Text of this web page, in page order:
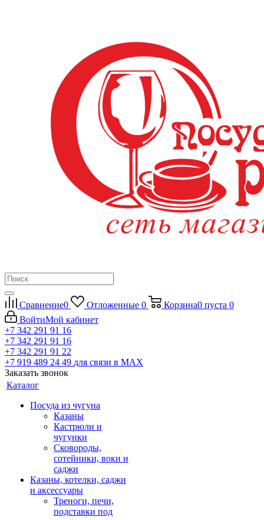
Сравнение0 Отложенные 0 Корзина0 пуста 0
ВойтиМой кабинет
+7 342 291 91 16
+7 342 291 91 16
+7 342 291 91 22
+7 919 489 24 49 для связи в МАХ
Заказать звонок
Каталог
Посуда из чугуна
Казаны
Кастрюли и
чугунки
Сковороды,
сотейники, воки и
саджи
Казаны, котелки, саджи
и аксессуары
Треноги, печи,
подставки под